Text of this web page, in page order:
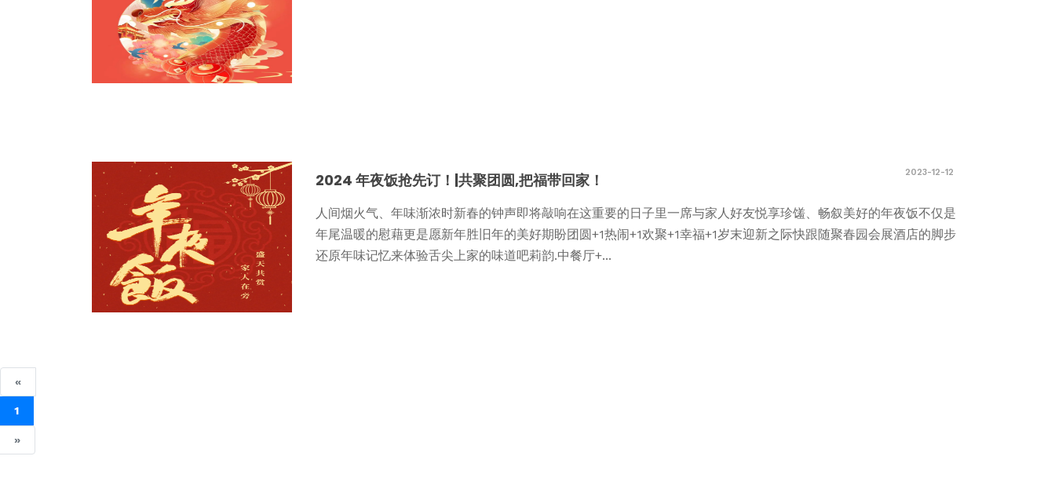
2023-12-12
2024 年夜饭抢先订！|共聚团圆,把福带回家！
人间烟火气、年味渐浓时新春的钟声即将敲响在这重要的日子里一席与家人好友悦享珍馐、畅叙美好的年夜饭不仅是
年尾温暖的慰藉更是愿新年胜旧年的美好期盼团圆+1热闹+1欢聚+1幸福+1岁末迎新之际快跟随聚春园会展酒店的脚步
还原年味记忆来体验舌尖上家的味道吧莉韵.中餐厅+...
«
1
»